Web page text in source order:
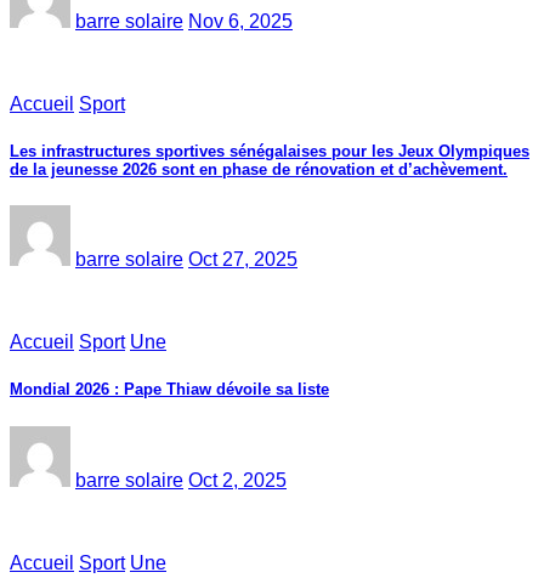
barre solaire Nov 6, 2025
Accueil Sport
Les infrastructures sportives sénégalaises pour les Jeux Olympiques
de la jeunesse 2026 sont en phase de rénovation et d’achèvement.
barre solaire Oct 27, 2025
Accueil Sport Une
Mondial 2026 : Pape Thiaw dévoile sa liste
barre solaire Oct 2, 2025
Accueil Sport Une